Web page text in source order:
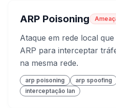
ARP Poisoning
Ataque em rede local
ARP para interceptar
na mesma rede.
arp poisoning arp spoofing
interceptação lan